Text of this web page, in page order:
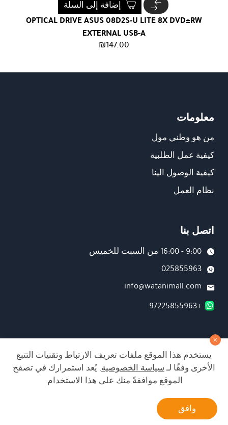
OPTICAL DRIVE ASUS 08D2S-U LITE 8X DVD±RW
EXTERNAL USB-A
₪147.00
إضافة إلى السلة
معلومات
من هو وطني مول
كيفية عمل الطلبية
كيفية الوصول الينا
نظام العمل
اتصل بنا
9:00 - 16:00 من السبت للخميس
025855963
info@watanimall.com
+97225855963
فروع
تابعونا على صفحة الفيسبوك
تابعونا على انستغرام
يستخدم هذا الموقع ملفات تعريف الارتباط وتقنيات التتبع
الأخرى وفقًا لـسياسة الخصوصية. يُعد استمرارك في تصفح
الموقع موافقةً منك على هذا الاستخدام.
وافق